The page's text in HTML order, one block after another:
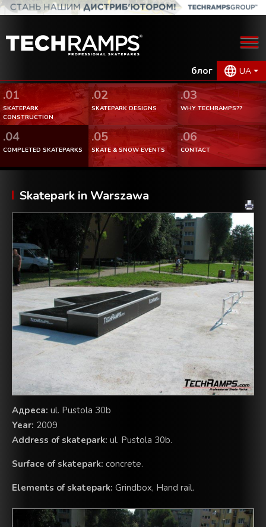
блог UA
.01
SKATEPARK
CONSTRUCTION
.02
SKATEPARK DESIGNS
.03
WHY TECHRAMPS??
.04
COMPLETED SKATEPARKS
.05
SKATE & SNOW EVENTS
.06
CONTACT
Skatepark in Warszawa
Aдреса: ul. Pustola 30b
Year: 2009
Address of skatepark: ul. Pustola 30b.
Surface of skatepark: concrete.
Elements of skatepark: Grindbox, Hand rail.